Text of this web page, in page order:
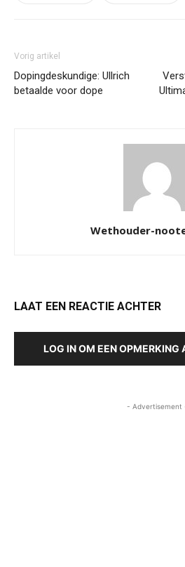
Vorig artikel
Dopingdeskundige: Ullrich
betaalde voor dope
Wethouder-
LAAT EEN REACTIE ACHTER
LOG IN OM EEN OPMERKING
- Advertisement